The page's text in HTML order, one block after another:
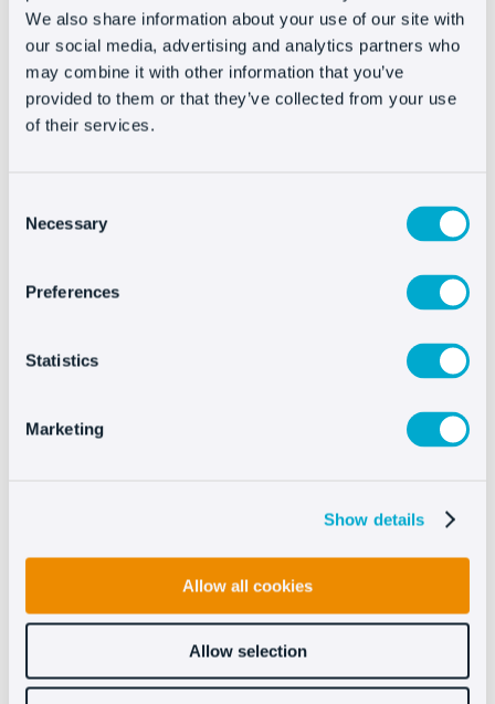
We also share information about your use of our site with
our social media, advertising and analytics partners who
may combine it with other information that you’ve
provided to them or that they’ve collected from your use
of their services.
Selection
Necessary
Preferences
Statistics
Marketing
Show details
Allow all cookies
Allow selection
Oct8ne gratis
Probar Oct8ne ahora
Compañías de todos los tamaños confían en
Oct8ne para incrementar sus ventas: